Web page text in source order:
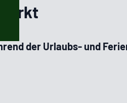
der Urlaubs- und